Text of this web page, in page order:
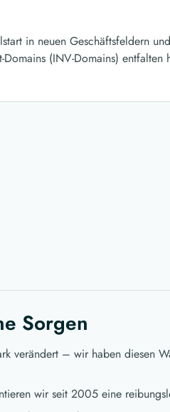
in neuen Geschäftsfeldern
(INV-Domains) entfalten
Sorgen
verändert – wir haben diesen
wir seit 2005 eine